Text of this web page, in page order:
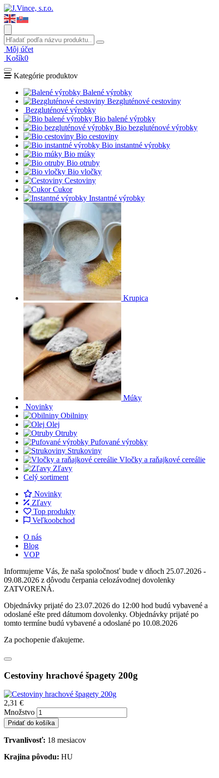
Môj účet
Košík0
Kategórie produktov
Balené výrobky
Bezgluténové cestoviny
Bezgluténové výrobky
Bio balené výrobky
Bio bezgluténové výrobky
Bio cestoviny
Bio instantné výrobky
Bio múky
Bio otruby
Bio vločky
Cestoviny
Cukor
Instantné výrobky
Krupica
Múky
Novinky
Obilniny
Olej
Otruby
Pufované výrobky
Strukoviny
Vločky a raňajkové cereálie
Zľavy
Celý sortiment
Novinky
Zľavy
Top produkty
Veľkoobchod
O nás
Blog
VOP
Informujeme Vás, že naša spoločnosť bude v dňoch 25.07.2026 -
09.08.2026 z dôvodu čerpania celozávodnej dovolenky
ZATVORENÁ.
Objednávky prijaté do 23.07.2026 do 12:00 hod budú vybavené a
odoslané ešte pred dátumom dovolenky. Objednávky prijaté po
tomto termíne budú vybavené a odoslané po 10.08.2026
Za pochopenie ďakujeme.
Cestoviny hrachové špagety 200g
2,31 €
Množstvo
Trvanlivosť: 18 mesiacov
Krajina pôvodu: HU